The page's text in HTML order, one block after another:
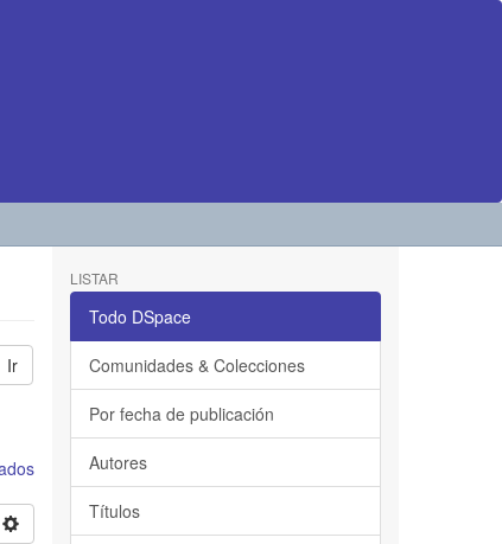
Ir
LISTAR
Todo DSpace
Comunidades & Colecciones
Por fecha de publicación
Autores
Títulos